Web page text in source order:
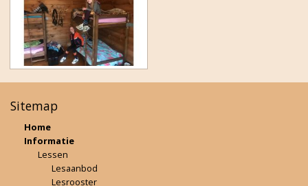
Sitemap
Home
Informatie
Lessen
Lesaanbod
Lesrooster